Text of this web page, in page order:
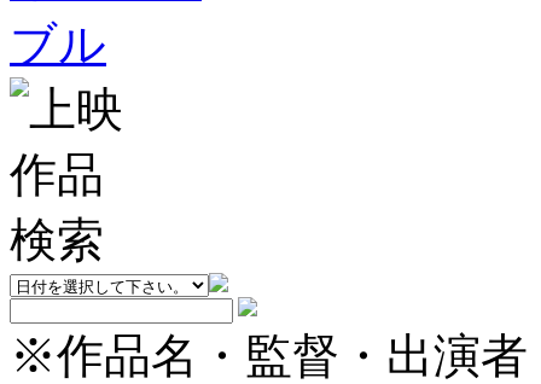
※作品名・監督・出演